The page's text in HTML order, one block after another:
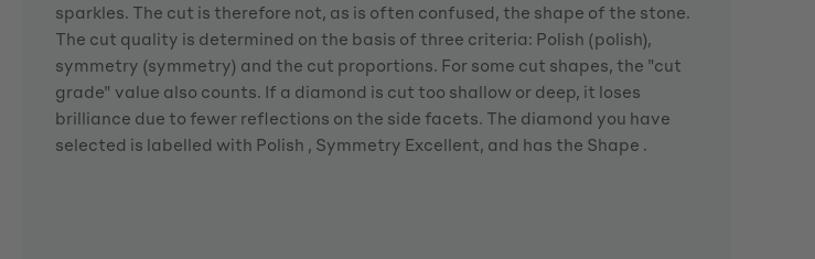
sparkles. The cut is therefore not, as is often confused, the shape of the stone.
The cut quality is determined on the basis of three criteria: Polish (polish),
symmetry (symmetry) and the cut proportions. For some cut shapes, the "cut
grade" value also counts. If a diamond is cut too shallow or deep, it loses
brilliance due to fewer reflections on the side facets. The diamond you have
selected is labelled with Polish , Symmetry Excellent, and has the Shape .